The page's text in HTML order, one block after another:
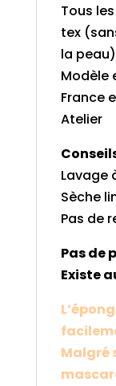
Tous
tex
la peau)
Modèle
France
Atelier
Lavage
Sèche
Pas de
Pas de
Existe
Malgré